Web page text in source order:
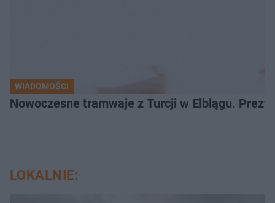
WIADOMOŚCI
Nowoczesne tramwaje z Turcji w Elblągu.
LOKALNIE: